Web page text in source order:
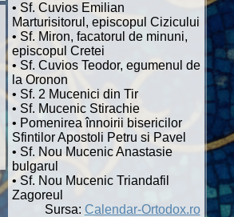
• Sf. Cuvios Emilian
Marturisitorul, episcopul Cizicului
• Sf. Miron, facatorul de minuni,
episcopul Cretei
• Sf. Cuvios Teodor, egumenul de
la Oronon
• Sf. 2 Mucenici din Tir
• Sf. Mucenic Stirachie
• Pomenirea înnoirii bisericilor
Sfintilor Apostoli Petru si Pavel
• Sf. Nou Mucenic Anastasie
bulgarul
• Sf. Nou Mucenic Triandafil
Zagoreul
Sursa: Calendar-Ortodox.ro